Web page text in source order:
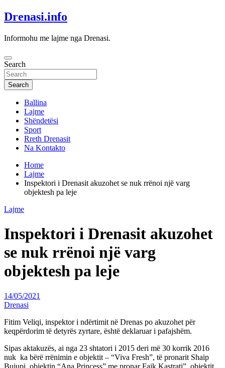
Skip
to
Drenasi.info
Informohu me lajme nga Drenasi.
Search
Search
Ballina
Lajme
Shëndetësi
Sport
Rreth Drenasit
Na Kontakto
Home
Lajme
Inspektori i Drenasit akuzohet se nuk rrënoi një varg
objektesh pa leje
Lajme
Inspektori i Drenasit akuzohet
se nuk rrënoi një varg
objektesh pa leje
14/05/2021
Drenasi
Fitim Veliqi, inspektor i ndërtimit në Drenas po akuzohet për
keqpërdorim të detyrës zyrtare, është deklaruar i pafajshëm.
Sipas aktakuzës, ai nga 23 shtatori i 2015 deri më 30 korrik 2016
nuk ka bërë rrënimin e objektit – “Viva Fresh”, të pronarit Shaip
Bujupi, objektin “Ana Princess” me pronar Faik Kastrati”, objektit